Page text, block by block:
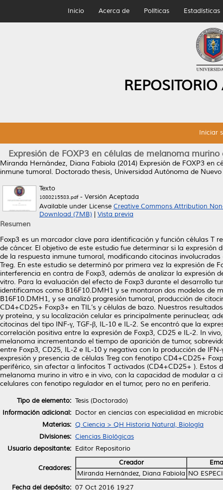
Inicio Acerca de Políticas Estadísticas
Iniciar
Expresión de FOXP3 en células de melanoma
Miranda Hernández, Diana Fabiola (2014) Expresión de FOXP3 en
inmune tumoral. Doctorado thesis, Universidad Autónoma de Nuevo
Texto
1080215583.pdf- Versión Aceptada
Available under License Creative Commons Attribution
Download (7MB)
Vista previa
Resumen
Foxp3 es un marcador clave para identificación y función células T
de cáncer. El objetivo de este estudio fue determinar si la
de la respuesta inmune tumoral, modificando citocinas
Treg. En este estudio se determinó por primera vez la expresión de
interferencia en contra de Foxp3, además de analizar la expresión
vitro. Para la evaluación del efecto de Foxp3 durante el desarrollo
identificamos como B16F10.DMH1 y se montaron dos modelos de
B16F10.DMH1, y se analizó progresión tumoral, producción de
CD4+CD25+ Foxp3+ en TIL’s y células de bazo. Nuestros
y proteína, y su localización celular es principalmente perinuclear,
citocinas del tipo INF-γ, TGF-β, IL-10 e IL-2. Se encontró que la
correlación positiva entre la expresión de Foxp3, CD25 e IL-2. In
melanoma incrementando el tiempo de aparición de tumor,
entre Foxp3, CD25, IL-2 e IL-10 y negativa con la producción de
expresión y presencia de células Treg con fenotipo CD4+CD25+
periférico, sin afectar a linfocitos T activados (CD4+CD25+ ). Estos
melanoma murino in vitro e in vivo, con la capacidad de modular a
celulares con fenotipo regulador en el tumor, pero no en periferia.
Tipo de elemento: Tesis (Doctorado)
Información adicional: Doctor en ciencias con especialidad en
Materias: Q Ciencia > QH Historia Natural, Biología
Divisiones: Ciencias Biológicas
Usuario depositante: Editor Repositorio
Creadores:
Creador
Miranda Hernández, Diana Fabiola NO
Fecha del depósito: 07 Oct 2016 19:27